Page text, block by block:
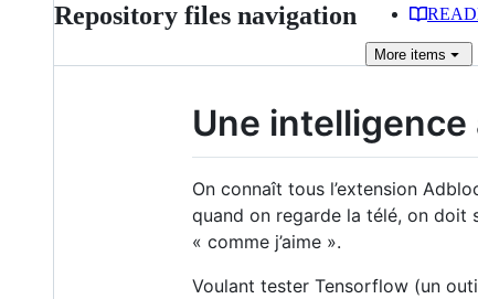
Repository files navigation
More items
Une intelligence
On connaît tous l’extension
quand on regarde la télé, on doit
« comme j’aime ».
Voulant tester Tensorflow (un